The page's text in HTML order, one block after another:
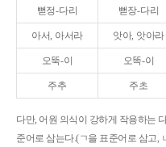
뻗정-다리 뻗장-다리
아서, 아서라 앗아, 앗아라
오뚝-이 오똑-이
주추 주초
다만, 어원 의식이 강하게 작용하는
준어로 삼는다.(ㄱ을 표준어로 삼고,